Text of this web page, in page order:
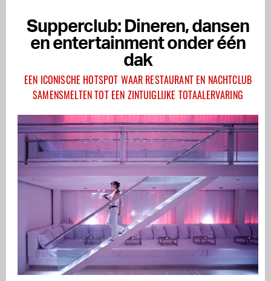
Supperclub: Dineren, dansen
en entertainment onder één
dak
EEN ICONISCHE HOTSPOT WAAR RESTAURANT EN NACHTCLUB
SAMENSMELTEN TOT EEN ZINTUIGLIJKE TOTAALERVARING